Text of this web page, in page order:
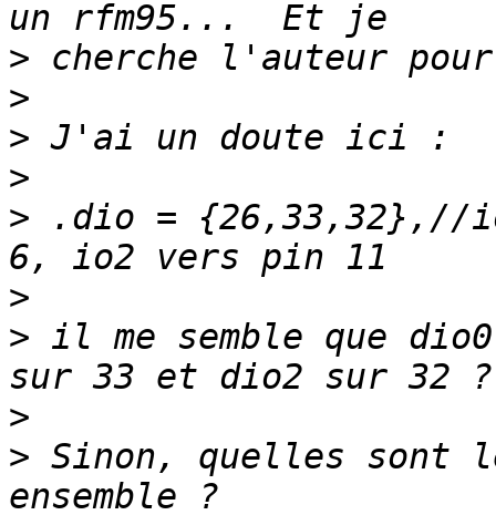
>
>
>
>
> .dio = {26,33,32},//
>
> il me semble que
>
> Sinon, quelles sont